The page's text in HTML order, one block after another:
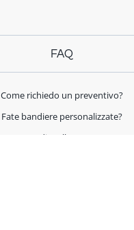
FAQ
Come richiedo un preventivo?
Fate bandiere personalizzate?
Spedite all'estero?